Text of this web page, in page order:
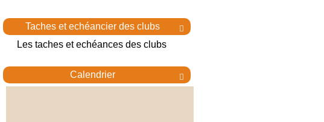

Taches et echéancier des clubs
Les taches et echéances des clubs

Calendrier